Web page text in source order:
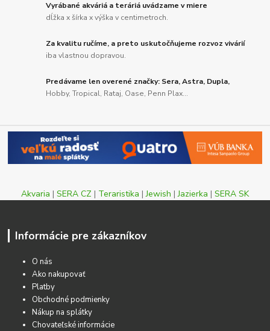
Vyrábané akváriá a teráriá uvádzame v miere
dĺžka x šírka x výška v centimetroch.
Za kvalitu ručíme, a preto uskutočňujeme rozvoz vivárií
iba vlastnou dopravou.
Predávame len overené značky: Sera, Astra, Dupla,
Hobby, Tropical, Rataj, Oase, Penn Plax...
Akvaria | SERA CZ | Teraristika |Jewish |Jazierka | SERA SK
Informácie pre zákazníkov
O nás
Ako nakupovať
Platby
Obchodné podmienky
Nákup na splátky
Chovateľské informácie